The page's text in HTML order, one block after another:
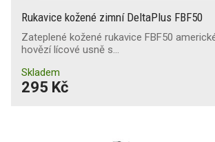
Rukavice kožené zimní DeltaPlus FBF50
Zateplené kožené rukavice FBF50
hovězí lícové usně s…
Skladem
295 Kč